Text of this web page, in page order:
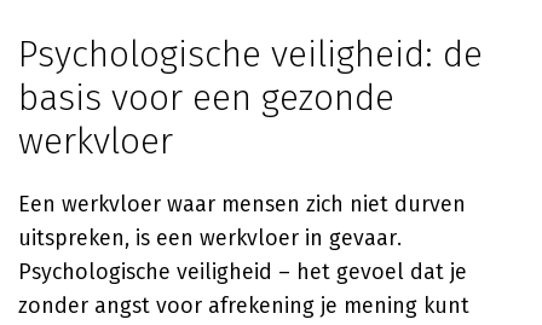
Psychologische veiligheid: de
basis voor een gezonde
werkvloer
Een werkvloer waar mensen zich niet durven
uitspreken, is een werkvloer in gevaar.
Psychologische veiligheid – het gevoel dat je
zonder angst voor afrekening je mening kunt